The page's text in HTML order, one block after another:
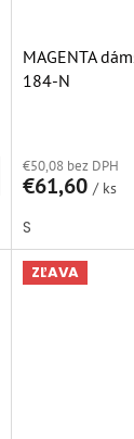
MAGENTA
184-N
produktu
je
z
5
hviezdičiek.
€50,08 bez DPH
€61,60 / ks
S
ZĽAVA